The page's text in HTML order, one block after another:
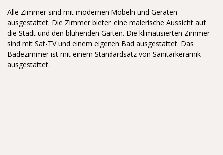
Alle Zimmer sind mit modernen Möbeln und Geräten
ausgestattet. Die Zimmer bieten eine malerische Aussicht auf
die Stadt und den blühenden Garten. Die klimatisierten Zimmer
sind mit Sat-TV und einem eigenen Bad ausgestattet. Das
Badezimmer ist mit einem Standardsatz von Sanitärkeramik
ausgestattet.